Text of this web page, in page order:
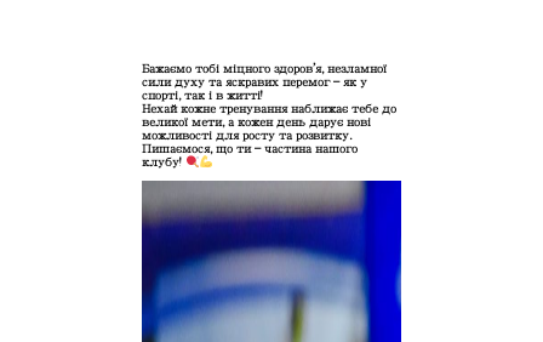
Бажаємо тобі міцного здоров’я, незламної
сили духу та яскравих перемог — як у
спорті, так і в житті!
Нехай кожне тренування наближає тебе до
великої мети, а кожен день дарує нові
можливості для росту та розвитку.
Пишаємося, що ти — частина нашого
клубу!